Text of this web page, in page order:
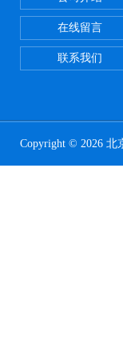
在线留言
联系我们
Copyright © 2026 北